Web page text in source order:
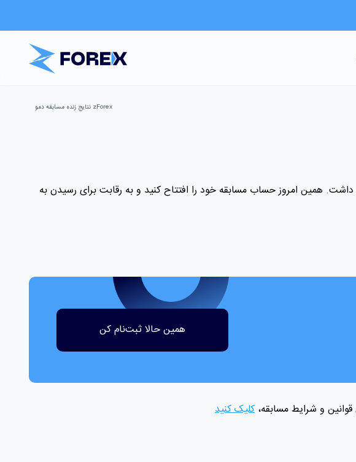
zForex نتایج زنده مسابقه دمو
همین امروز حساب مسابقه خود را افتتاح کنید و به رقابت برای رسیدن به
همین حالا ثبت‌نام کن
و شرایط مسابقه، کلیک کنید